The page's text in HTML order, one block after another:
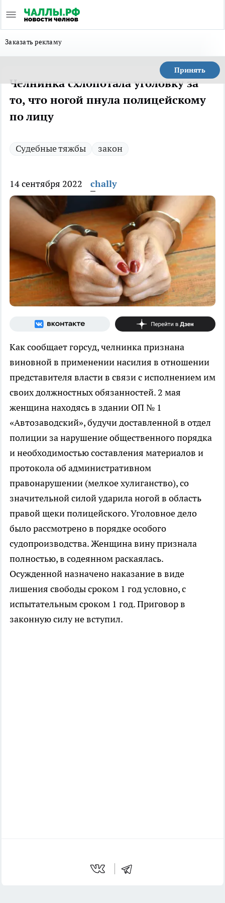
Заказать рекламу
Принять
Челнинка схлопотала уголовку за
то, что ногой пнула полицейскому
по лицу
Судебные тяжбы закон
14 сентября 2022 chally
Как сообщает горсуд, челнинка признана
виновной в применении насилия в отношении
представителя власти в связи с исполнением им
своих должностных обязанностей. 2 мая
женщина находясь в здании ОП № 1
«Автозаводский», будучи доставленной в отдел
полиции за нарушение общественного порядка
и необходимостью составления материалов и
протокола об административном
правонарушении (мелкое хулиганство), со
значительной силой ударила ногой в область
правой щеки полицейского. Уголовное дело
было рассмотрено в порядке особого
судопроизводства. Женщина вину признала
полностью, в содеянном раскаялась.
Осужденной назначено наказание в виде
лишения свободы сроком 1 год условно, с
испытательным сроком 1 год. Приговор в
законную силу не вступил.